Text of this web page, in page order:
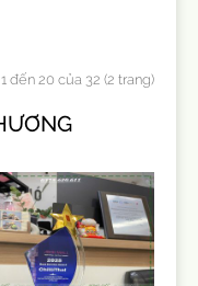
đến 20 của 32 (2 trang)